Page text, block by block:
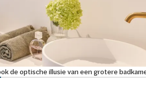
de optische illusie van een grotere